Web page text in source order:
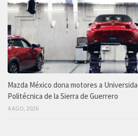
Mazda México dona motores a
Politécnica de la Sierra de Guerrero
4 AGO, 2026